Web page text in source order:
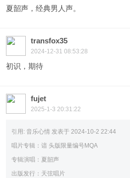
夏韶声，经典男人声。
transfox35
2024-12-31 08:53:28
初识，期待
fujet
2025-1-3 20:31:22
引用: 音乐心情 发表于 2024-10-2 22:44
唱片专辑：谙 头版限量编号MQA
专辑演唱：夏韶声
出版发行：天弦唱片